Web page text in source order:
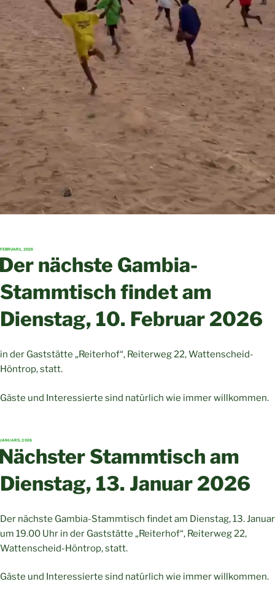
VERÖFFENTLICHT
FEBRUAR 1, 2026
nächste Gambia-
Stammtisch findet am
Dienstag, 10. Februar 2026
in der Gaststätte „Reiterhof“, Reiterweg 22, Wattenscheid-
Höntrop, statt.
Gäste und Interessierte sind natürlich wie immer willkommen.
VERÖFFENTLICHT
JANUAR 5, 2026
Stammtisch am
Dienstag, 13. Januar 2026
Der nächste Gambia-Stammtisch findet am Dienstag, 13. Januar
um 19.00 Uhr in der Gaststätte „Reiterhof“, Reiterweg 22,
Wattenscheid-Höntrop, statt.
Gäste und Interessierte sind natürlich wie immer willkommen.